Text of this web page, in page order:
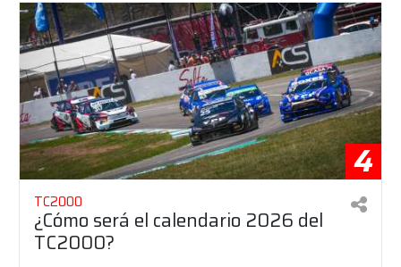
4
TC2000
¿Cómo será el calendario 2026 del
TC2000?